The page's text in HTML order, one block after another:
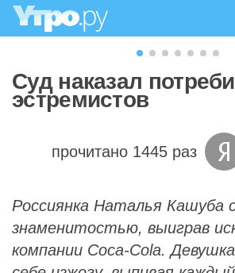
Суд наказал
эстремистов
прочитано 1445 раз
Россиянка Наталья Кашуба
знаменитостью, выиграв
компании Coca-Cola.